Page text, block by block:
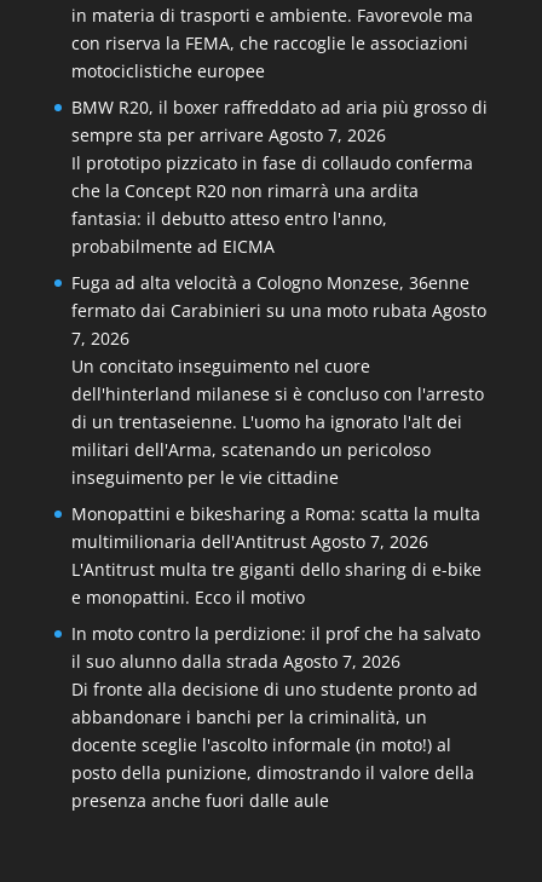
in materia di trasporti e ambiente. Favorevole ma
con riserva la FEMA, che raccoglie le associazioni
motociclistiche europee
BMW R20, il boxer raffreddato ad aria più grosso di
sempre sta per arrivare Agosto 7, 2026
Il prototipo pizzicato in fase di collaudo conferma
che la Concept R20 non rimarrà una ardita
fantasia: il debutto atteso entro l'anno,
probabilmente ad EICMA
Fuga ad alta velocità a Cologno Monzese, 36enne
fermato dai Carabinieri su una moto rubata Agosto
7, 2026
Un concitato inseguimento nel cuore
dell'hinterland milanese si è concluso con l'arresto
di un trentaseienne. L'uomo ha ignorato l'alt dei
militari dell'Arma, scatenando un pericoloso
inseguimento per le vie cittadine
Monopattini e bikesharing a Roma: scatta la multa
multimilionaria dell'Antitrust Agosto 7, 2026
L'Antitrust multa tre giganti dello sharing di e-bike
e monopattini. Ecco il motivo
In moto contro la perdizione: il prof che ha salvato
il suo alunno dalla strada Agosto 7, 2026
Di fronte alla decisione di uno studente pronto ad
abbandonare i banchi per la criminalità, un
docente sceglie l'ascolto informale (in moto!) al
posto della punizione, dimostrando il valore della
presenza anche fuori dalle aule